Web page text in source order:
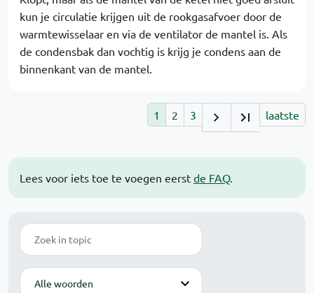
Lees voor iets toe te voegen eerst de FAQ.
Zoek
Modus
kun je circulatie krijgen uit de rookgasafvoer door de
warmtewisselaar en via de ventilator de mantel is. Als
de condensbak dan vochtig is krijg je condens aan de
binnenkant van de mantel.
1 2 3 laatste